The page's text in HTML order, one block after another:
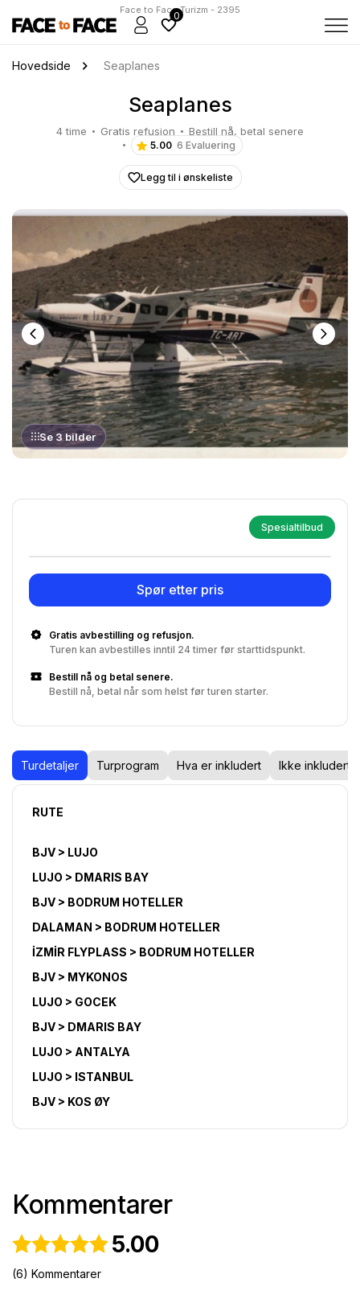
Face to Face Turizm - 2395
0
Hovedside Seaplanes
Seaplanes
4 time Gratis refusjon Bestill nå, betal senere
5.00 6 Evaluering
Legg til i ønskeliste
Se 3 bilder
Spesialtilbud
Spør etter pris
Gratis avbestilling og refusjon.
Turen kan avbestilles inntil 24 timer før starttidspunkt.
Bestill nå og betal senere.
Bestill nå, betal når som helst før turen starter.
Turdetaljer Turprogram Hva er inkludert Ikke inkludert
RUTE
BJV > LUJO
LUJO > DMARIS BAY
BJV > BODRUM HOTELLER
DALAMAN > BODRUM HOTELLER
İZMİR FLYPLASS > BODRUM HOTELLER
BJV > MYKONOS
LUJO > GOCEK
BJV > DMARIS BAY
LUJO > ANTALYA
LUJO > ISTANBUL
BJV > KOS ØY
Kommentarer
5.00
(6) Kommentarer